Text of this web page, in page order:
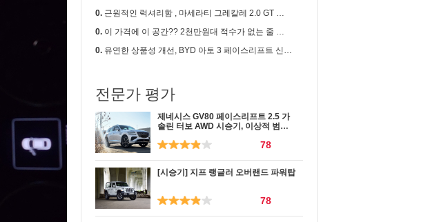
0. 근원적인 럭셔리함 , 마세라티 그레칼레 2.0 GT 시승기
0. 이 가격에 이 공간?? 2천만원대 적수가 없는 줄 알았는데... | 2세대 셀토스 1.6 가솔린 솔직 시승기
0. 유연한 상품성 개선, BYD 아토 3 페이스리프트 신차리뷰
전문가 평가
제네시스 GV80 페이스리프트 2.5 가
솔린 터보 AWD 시승기, 이상적 범용
78
[시승기] 지프 랭글러 오버랜드 파워탑
78